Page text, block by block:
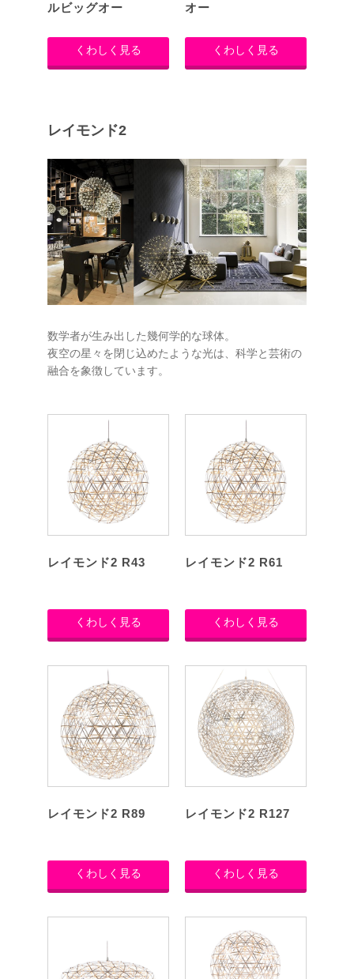
ルビッグオー
くわしく見る
オー
くわしく見る
レイモンド2
数学者が生み出した幾何学的な球体。
夜空の星々を閉じ込めたような光は、科学と芸術の
融合を象徴しています。
レイモンド2 R43
くわしく見る
レイモンド2 R61
くわしく見る
レイモンド2 R89
くわしく見る
レイモンド2 R127
くわしく見る